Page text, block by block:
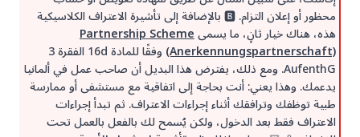
محظور أو إعلان التزام. 🅱️ بالإضافة إلى تأشيرة الاعتراف الكلاسيكية
هذه، هناك خيار ثانٍ، ما يسمىPartnership Scheme
(Anerkennungspartnerschaft) وفقًا للمادة 16d الفقرة 3
AufenthG. ومع ذلك، يفترض هذا البديل أن صاحب عمل في ألمانيا
يدعمك. وهذا يعني: أنت بحاجة إلى اتفاقية مع مستشفى أو ممارسة
طبية توظفك وترافقك أثناء إجراءات الاعتراف. ثم تبدأ إجراءات
الاعتراف فقط بعد الدخول، ولكن يُسمح لك بالفعل بالعمل تحت